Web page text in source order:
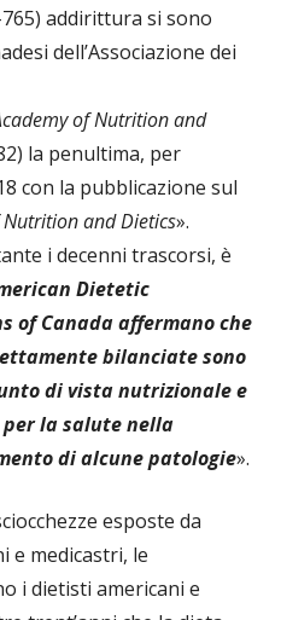
765) addirittura si sono
dell’Associazione dei
of Nutrition and
la penultima, per
con la pubblicazione sul
Nutrition and Dietics».
i decenni trascorsi, è
Dietetic
of Canada affermano che
bilanciate sono
di vista nutrizionale e
la salute nella
di alcune patologie».
esposte da
e medicastri, le
i dietisti americani e